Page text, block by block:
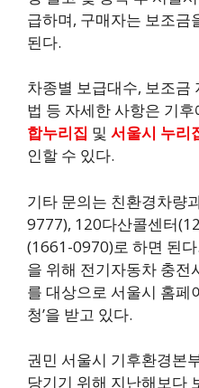
급하며, 구매자는 보조금
된다.
차종별 보급대수, 보조금
법 등 자세한 사항은 기
합누리집 및 서울시 누리
인할 수 있다.
기타 문의는 친환경차량
9777), 120다산콜센터
(1661-0970)로 하면 된
을 위해 전기자동차 충
를 대상으로 서울시 홈페
청’을 받고 있다.
권민 서울시 기후환경본
당기기 위해 지난해보다